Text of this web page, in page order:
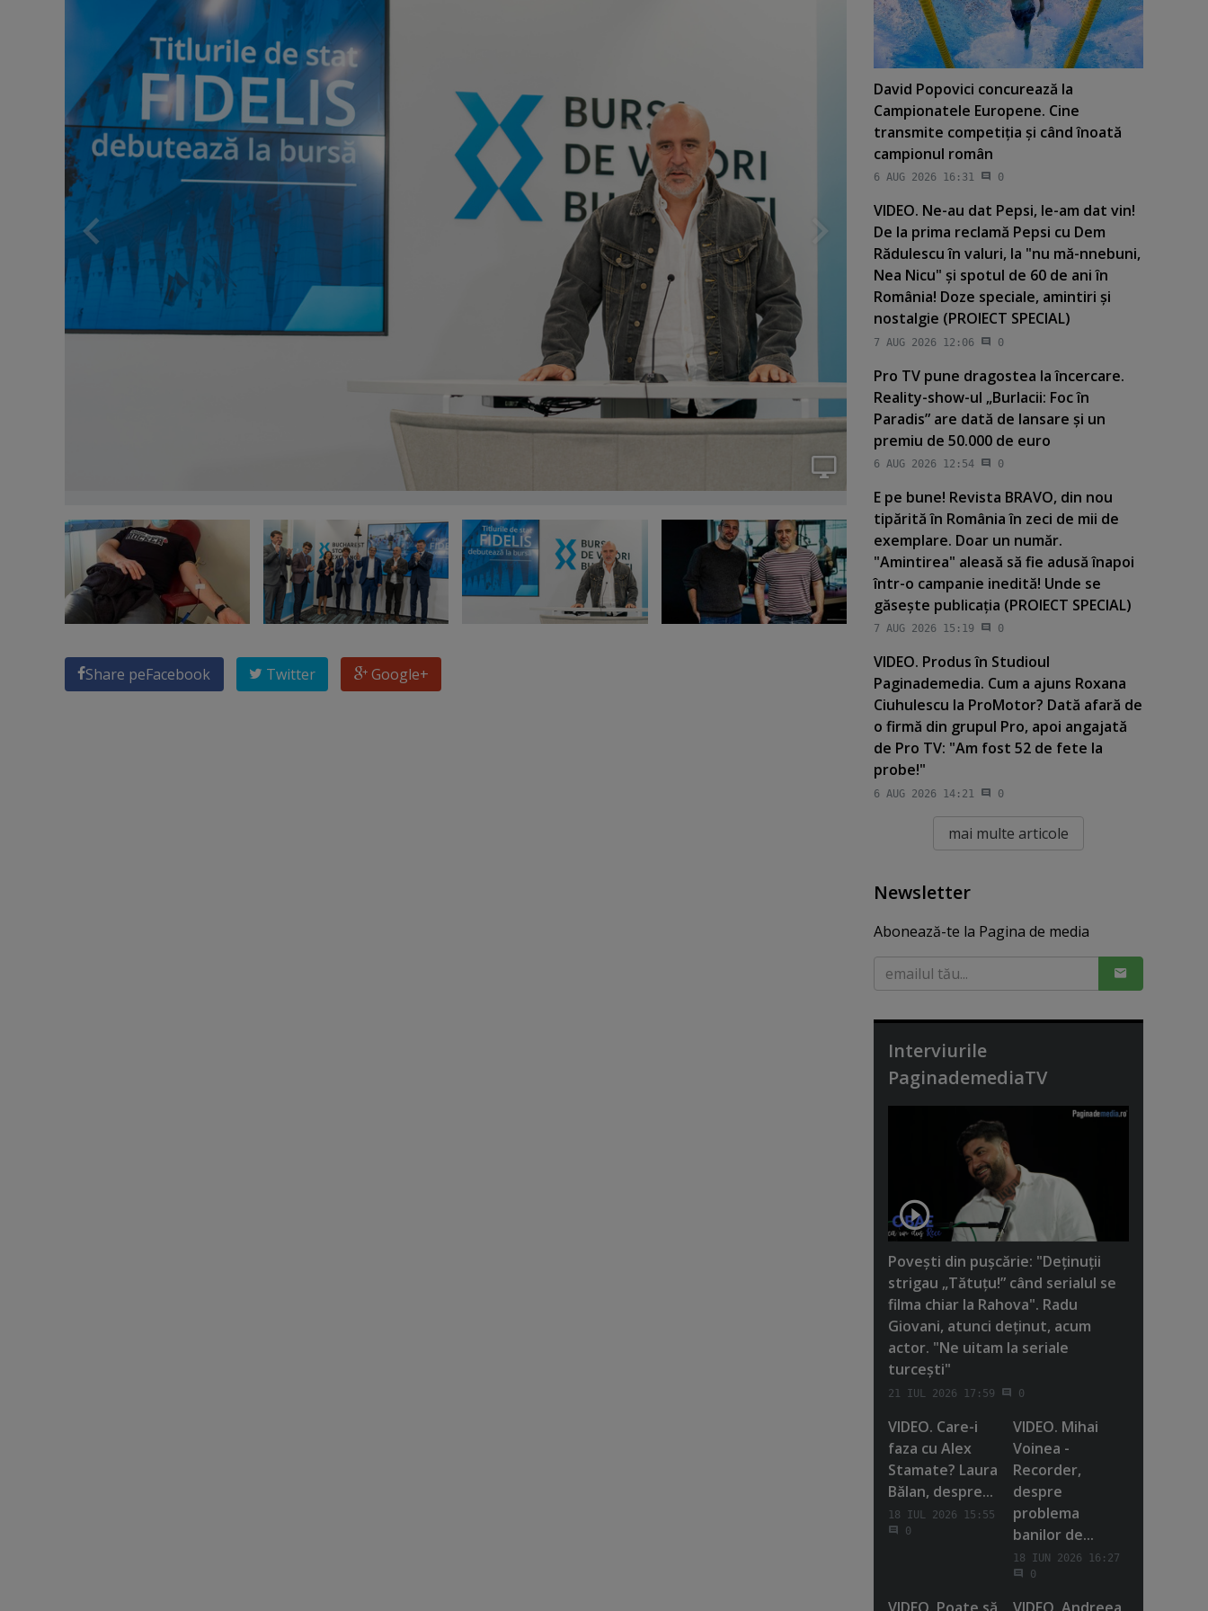
Share peFacebook Twitter Google+
David Popovici concurează la
Campionatele Europene. Cine
transmite competiţia şi când înoată
campionul român
6 AUG 2026 16:31 0
VIDEO. Ne-au dat Pepsi, le-am dat vin!
De la prima reclamă Pepsi cu Dem
Rădulescu în valuri, la "nu mă-nnebuni,
Nea Nicu" şi spotul de 60 de ani în
România! Doze speciale, amintiri şi
nostalgie (PROIECT SPECIAL)
7 AUG 2026 12:06 0
Pro TV pune dragostea la încercare.
Reality-show-ul „Burlacii: Foc în
Paradis” are dată de lansare şi un
premiu de 50.000 de euro
6 AUG 2026 12:54 0
E pe bune! Revista BRAVO, din nou
tipărită în România în zeci de mii de
exemplare. Doar un număr.
"Amintirea" aleasă să fie adusă înapoi
într-o campanie inedită! Unde se
găseşte publicaţia (PROIECT SPECIAL)
7 AUG 2026 15:19 0
VIDEO. Produs în Studioul
Paginademedia. Cum a ajuns Roxana
Ciuhulescu la ProMotor? Dată afară de
o firmă din grupul Pro, apoi angajată
de Pro TV: "Am fost 52 de fete la
probe!"
6 AUG 2026 14:21 0
mai multe articole
Newsletter
Abonează-te la Pagina de media
Interviurile
PaginademediaTV
Poveşti din puşcărie: "Deţinuţii
strigau „Tătuţu!” când serialul se
filma chiar la Rahova". Radu
Giovani, atunci deţinut, acum
actor. "Ne uitam la seriale
turceşti"
21 IUL 2026 17:59 0
VIDEO. Care-i
faza cu Alex
Stamate? Laura
Bălan, despre...
18 IUL 2026 15:55
0
VIDEO. Mihai
Voinea -
Recorder,
despre
problema
banilor de...
18 IUN 2026 16:27
0